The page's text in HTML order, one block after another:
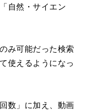
自然・サイエン
み可能だった検索
使えるようになっ
数」に加え、動画